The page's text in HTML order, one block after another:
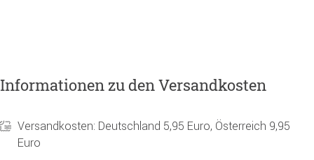
Informationen zu den Versandkosten
Versandkosten: Deutschland 5,95 Euro, Österreich 9,95
Euro